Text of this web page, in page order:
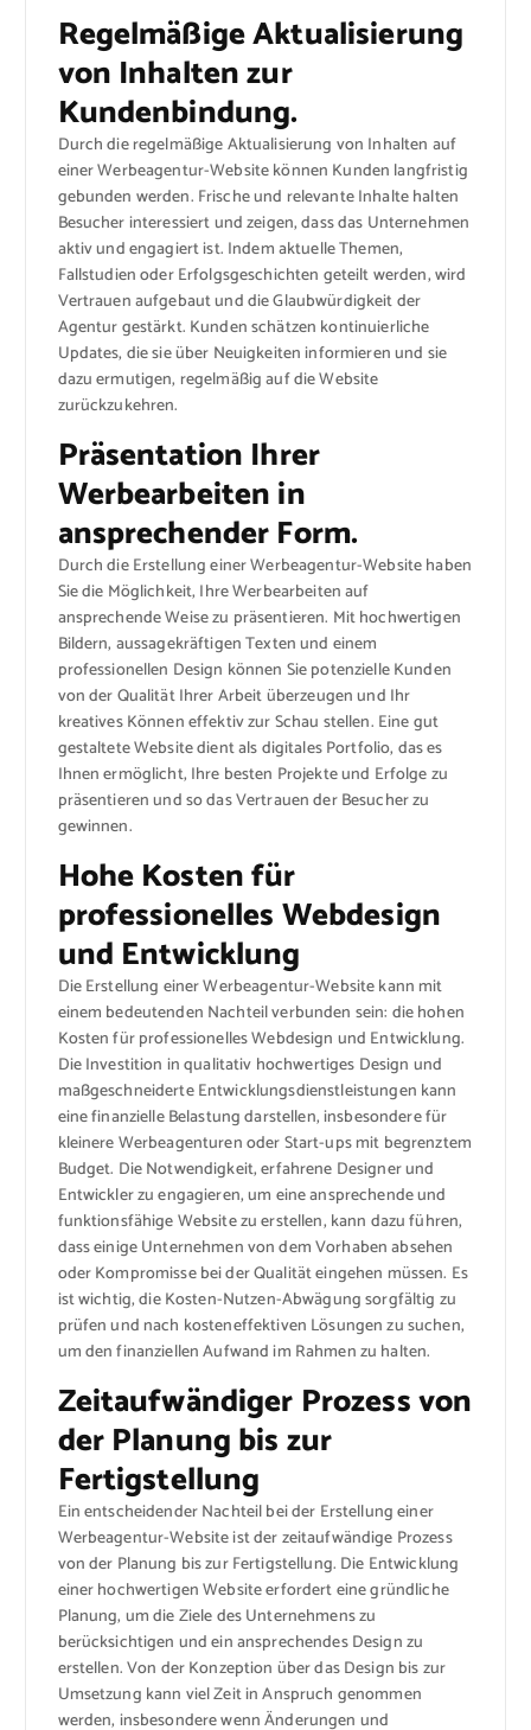
Regelmäßige Aktualisierung
von Inhalten zur
Kundenbindung.
Durch die regelmäßige Aktualisierung von Inhalten auf
einer Werbeagentur-Website können Kunden langfristig
gebunden werden. Frische und relevante Inhalte halten
Besucher interessiert und zeigen, dass das Unternehmen
aktiv und engagiert ist. Indem aktuelle Themen,
Fallstudien oder Erfolgsgeschichten geteilt werden, wird
Vertrauen aufgebaut und die Glaubwürdigkeit der
Agentur gestärkt. Kunden schätzen kontinuierliche
Updates, die sie über Neuigkeiten informieren und sie
dazu ermutigen, regelmäßig auf die Website
zurückzukehren.
Präsentation Ihrer
Werbearbeiten in
ansprechender Form.
Durch die Erstellung einer Werbeagentur-Website haben
Sie die Möglichkeit, Ihre Werbearbeiten auf
ansprechende Weise zu präsentieren. Mit hochwertigen
Bildern, aussagekräftigen Texten und einem
professionellen Design können Sie potenzielle Kunden
von der Qualität Ihrer Arbeit überzeugen und Ihr
kreatives Können effektiv zur Schau stellen. Eine gut
gestaltete Website dient als digitales Portfolio, das es
Ihnen ermöglicht, Ihre besten Projekte und Erfolge zu
präsentieren und so das Vertrauen der Besucher zu
gewinnen.
Hohe Kosten für
professionelles Webdesign
und Entwicklung
Die Erstellung einer Werbeagentur-Website kann mit
einem bedeutenden Nachteil verbunden sein: die hohen
Kosten für professionelles Webdesign und Entwicklung.
Die Investition in qualitativ hochwertiges Design und
maßgeschneiderte Entwicklungsdienstleistungen kann
eine finanzielle Belastung darstellen, insbesondere für
kleinere Werbeagenturen oder Start-ups mit begrenztem
Budget. Die Notwendigkeit, erfahrene Designer und
Entwickler zu engagieren, um eine ansprechende und
funktionsfähige Website zu erstellen, kann dazu führen,
dass einige Unternehmen von dem Vorhaben absehen
oder Kompromisse bei der Qualität eingehen müssen. Es
ist wichtig, die Kosten-Nutzen-Abwägung sorgfältig zu
prüfen und nach kosteneffektiven Lösungen zu suchen,
um den finanziellen Aufwand im Rahmen zu halten.
Zeitaufwändiger Prozess von
der Planung bis zur
Fertigstellung
Ein entscheidender Nachteil bei der Erstellung einer
Werbeagentur-Website ist der zeitaufwändige Prozess
von der Planung bis zur Fertigstellung. Die Entwicklung
einer hochwertigen Website erfordert eine gründliche
Planung, um die Ziele des Unternehmens zu
berücksichtigen und ein ansprechendes Design zu
erstellen. Von der Konzeption über das Design bis zur
Umsetzung kann viel Zeit in Anspruch genommen
werden, insbesondere wenn Änderungen und